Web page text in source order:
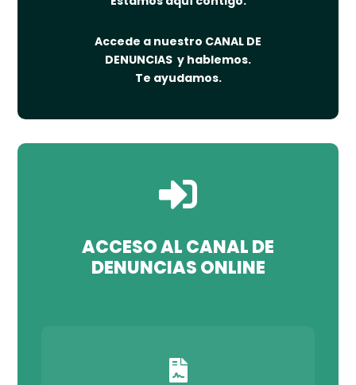
Accede a nuestro CANAL DE
DENUNCIAS y hablemos.
Te ayudamos.

ACCESO AL CANAL DE
DENUNCIAS ONLINE
